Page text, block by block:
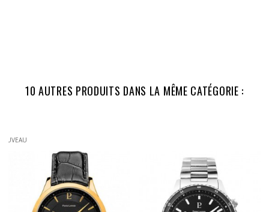
10 AUTRES PRODUITS DANS LA MÊME CATÉGORIE :